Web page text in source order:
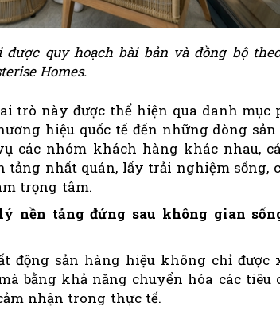
quy hoạch bài bản và đồng bộ
Homes.
trò này được thể hiện qua danh
hiệu quốc tế đến những dòng
các nhóm khách hàng khác nhau,
nhất quán, lấy trải nghiệm sống,
trọng tâm.
nền tảng đứng sau không gian
động sản hàng hiệu không chỉ được
bằng khả năng chuyển hóa các tiêu
nhận trong thực tế.